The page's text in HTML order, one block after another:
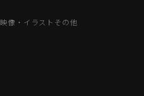
映像・イラストその他